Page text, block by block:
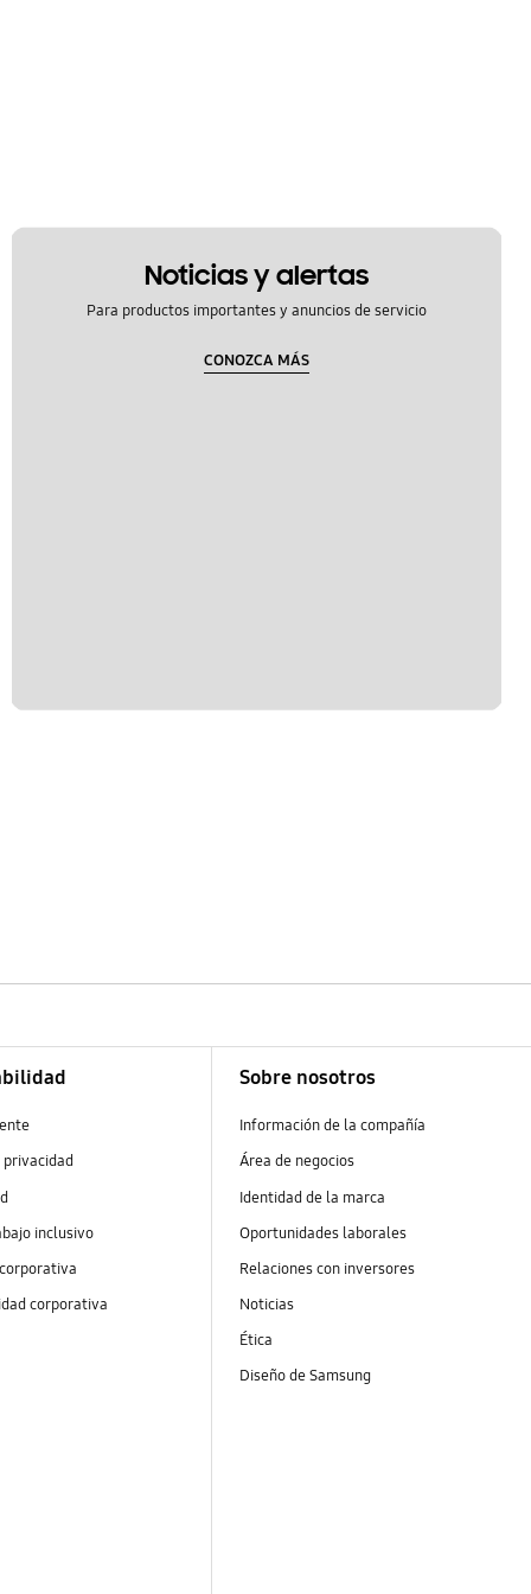
Noticias y alertas
Para productos importantes y anuncios de servicio
CONOZCA MÁS
privacidad
inclusivo
corporativa
Sobre nosotros
Información de la compañía
Área de negocios
Identidad de la marca
Oportunidades laborales
Relaciones con inversores
Noticias
Ética
Diseño de Samsung